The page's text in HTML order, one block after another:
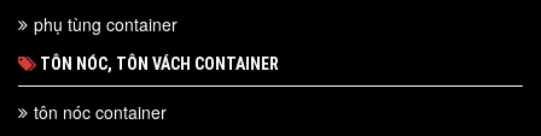
phụ tùng container
TÔN NÓC, TÔN VÁCH CONTAINER
tôn nóc container